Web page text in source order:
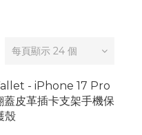
每頁顯示 24 個